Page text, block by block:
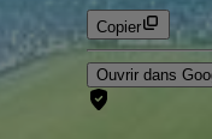
Copier
Ouvrir dans